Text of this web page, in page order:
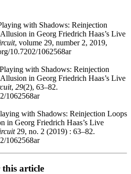
with Shadows: Reinjection
in Georg Friedrich Haas’s Live
, volume 29, number 2, 2019,
10.7202/1062568ar
with Shadows: Reinjection
in Georg Friedrich Haas’s Live
, 29(2), 63–82.
1062568ar
with Shadows: Reinjection Loops
in Georg Friedrich Haas’s Live
29, no. 2 (2019) : 63–82.
1062568ar
article